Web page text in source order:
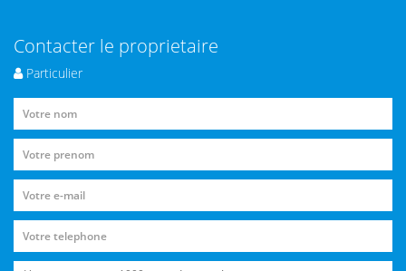
Contacter le proprietaire
Particulier